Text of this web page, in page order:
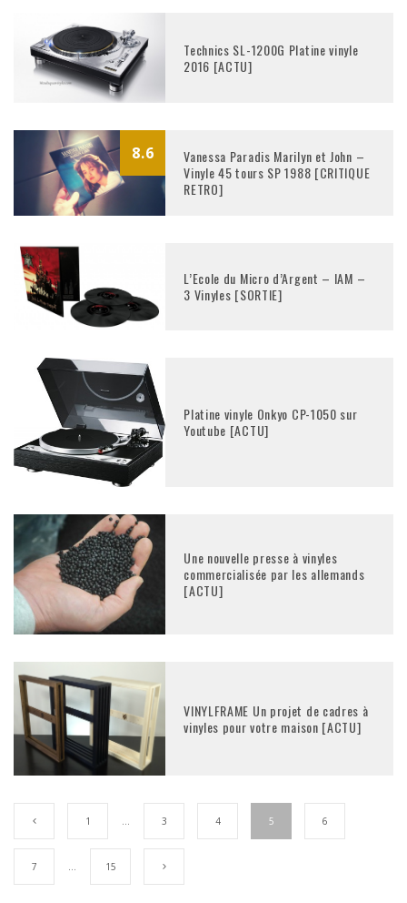
Technics SL-1200G Platine vinyle
2016 [ACTU]
8.6
Vanessa Paradis Marilyn et John –
Vinyle 45 tours SP 1988 [CRITIQUE
RETRO]
L’Ecole du Micro d’Argent – IAM –
3 Vinyles [SORTIE]
Platine vinyle Onkyo CP-1050 sur
Youtube [ACTU]
Une nouvelle presse à vinyles
commercialisée par les allemands
[ACTU]
VINYLFRAME Un projet de cadres à
vinyles pour votre maison [ACTU]
1 … 3 4 5 6
7 … 15